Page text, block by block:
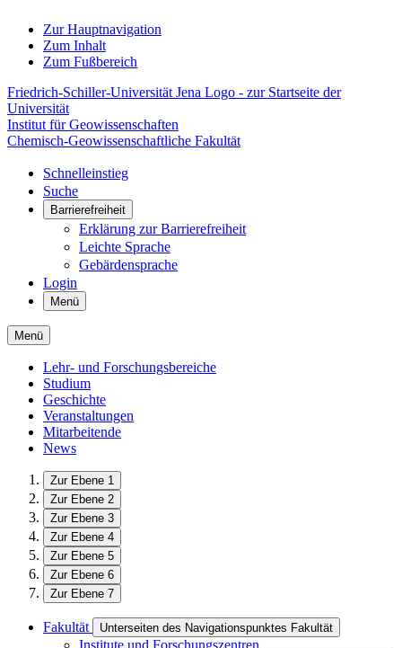
Zur Hauptnavigation
Zum Inhalt
Zum Fußbereich
Friedrich-Schiller-Universität Jena Logo - zur Startseite der
Universität
Institut für Geowissenschaften
Chemisch-Geowissenschaftliche Fakultät
Schnelleinstieg
Suche
Barrierefreiheit
Erklärung zur Barrierefreiheit
Leichte Sprache
Gebärdensprache
Login
Menü
Menü
Lehr- und Forschungsbereiche
Studium
Geschichte
Veranstaltungen
Mitarbeitende
News
Zur Ebene 1
Zur Ebene 2
Zur Ebene 3
Zur Ebene 4
Zur Ebene 5
Zur Ebene 6
Zur Ebene 7
Fakultät Unterseiten des Navigationspunktes Fakultät
Institute und Forschungszentren